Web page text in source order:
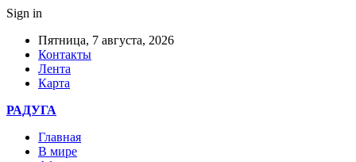
Sign in
Пятница, 7 августа, 2026
Контакты
Лента
Карта
РАДУГА
Главная
В мире